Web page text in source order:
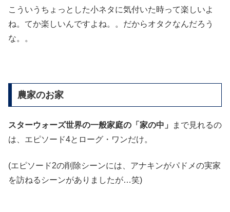
こういうちょっとした小ネタに気付いた時って楽しいよ
ね。てか楽しいんですよね。。だからオタクなんだろう
な。。
農家のお家
スターウォーズ世界の一般家庭の「家の中」
まで見れるの
は、エピソード4とローグ・ワンだけ。
(エピソード2の削除シーンには、アナキンがパドメの実家
を訪ねるシーンがありましたが…笑)